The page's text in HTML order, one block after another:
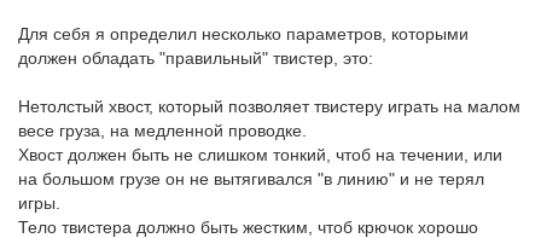
Для себя я определил несколько параметров, которыми
должен обладать "правильный" твистер, это:
Нетолстый хвост, который позволяет твистеру играть на малом
весе груза, на медленной проводке.
Хвост должен быть не слишком тонкий, чтоб на течении, или
на большом грузе он не вытягивался "в линию" и не терял
игры.
Тело твистера должно быть жестким, чтоб крючок хорошо